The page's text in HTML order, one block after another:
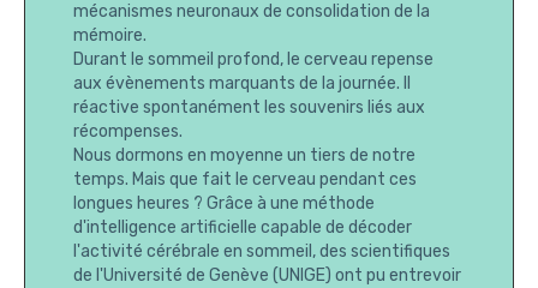
mécanismes neuronaux de consolidation de la
mémoire.
Durant le sommeil profond, le cerveau repense
aux évènements marquants de la journée. Il
réactive spontanément les souvenirs liés aux
récompenses.
Nous dormons en moyenne un tiers de notre
temps. Mais que fait le cerveau pendant ces
longues heures ? Grâce à une méthode
d'intelligence artificielle capable de décoder
l'activité cérébrale en sommeil, des scientifiques
de l'Université de Genève (UNIGE) ont pu entrevoir